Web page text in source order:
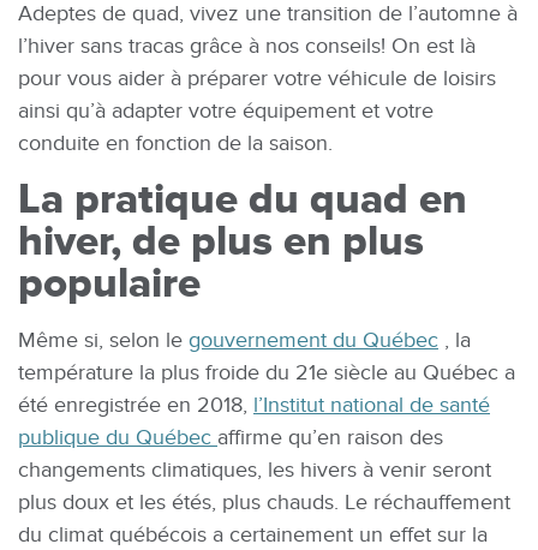
Adeptes de quad, vivez une transition de l’automne à
l’hiver sans tracas grâce à nos conseils! On est là
pour vous aider à préparer votre véhicule de loisirs
ainsi qu’à adapter votre équipement et votre
conduite en fonction de la saison.
La pratique du quad en
hiver, de plus en plus
populaire
Même si, selon le gouvernement du Québec , la
température la plus froide du 21e siècle au Québec a
été enregistrée en 2018, l’Institut national de santé
publique du Québec affirme qu’en raison des
changements climatiques, les hivers à venir seront
plus doux et les étés, plus chauds. Le réchauffement
du climat québécois a certainement un effet sur la